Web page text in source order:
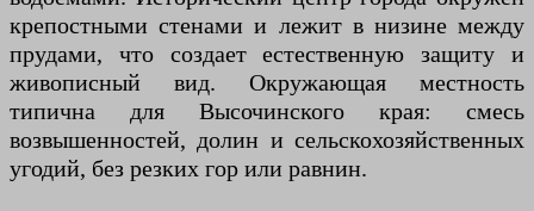
крепостными стенами и лежит в низине между
прудами, что создает естественную защиту и
живописный вид. Окружающая местность
типична для Высочинского края: смесь
возвышенностей, долин и сельскохозяйственных
угодий, без резких гор или равнин.